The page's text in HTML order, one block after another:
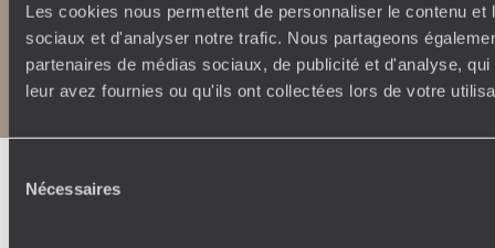
Les cookies nous permettent de personnaliser le contenu
sociaux et d'analyser notre trafic. Nous partageons
partenaires de médias sociaux, de publicité et d'analyse,
leur avez fournies ou qu'ils ont collectées lors de votre
Nécessaires
CopyrightsPlan du site
Politique de confidentialité et de Cookies
Notice légale et CGU